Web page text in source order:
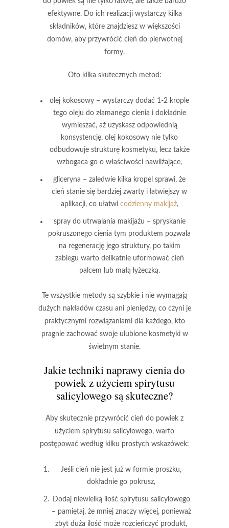
efektywne. Do ich realizacji wystarczy kilka
składników, które znajdziesz w większości
domów, aby przywrócić cień do pierwotnej
formy.
Oto kilka skutecznych metod:
olej kokosowy – wystarczy dodać 1-2 krople
tego oleju do złamanego cienia i dokładnie
wymieszać, aż uzyskasz odpowiednią
konsystencję, olej kokosowy nie tylko
odbudowuje strukturę kosmetyku, lecz także
wzbogaca go o właściwości nawilżające,
gliceryna – zaledwie kilka kropel sprawi, że
cień stanie się bardziej zwarty i łatwiejszy w
aplikacji, co ułatwi codzienny makijaż,
spray do utrwalania makijażu – spryskanie
pokruszonego cienia tym produktem pozwala
na regenerację jego struktury, po takim
zabiegu warto delikatnie uformować cień
palcem lub małą łyżeczką.
Te wszystkie metody są szybkiei nie wymagają
dużych nakładów czasu ani pieniędzy, co czyni je
praktycznymi rozwiązaniami dla każdego, kto
pragnie zachować swoje ulubione kosmetyki w
świetnym stanie.
Jakie techniki naprawy cienia do
powiek z użyciem spirytusu
salicylowego są skuteczne?
Aby skutecznie przywrócić cień do powiek z
użyciem spirytusu salicylowego, warto
postępować według kilku prostych wskazówek:
Jeśli cień nie jest już w formie proszku,
dokładnie go pokrusz,
Dodaj niewielką ilość spirytusu salicylowego
– pamiętaj, że mniej znaczy więcej, ponieważ
zbyt duża ilość może rozcieńczyć produkt,